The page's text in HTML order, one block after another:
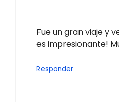
Fue un gran viaje y
es impresionante!
Responder